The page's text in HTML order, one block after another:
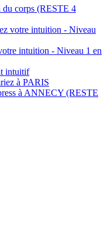
du corps (RESTE 4
votre intuition - Niveau
intuition - Niveau 1 en
intuitif
à PARIS
à ANNECY (RESTE